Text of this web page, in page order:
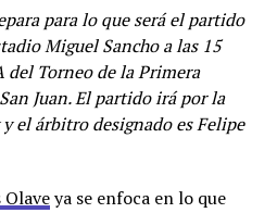
para lo que será el partido
Miguel Sancho a las 15
Torneo de la Primera
Juan. El partido irá por la
el árbitro designado es Felipe
Olaveya se enfoca en lo que